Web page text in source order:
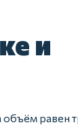
и
объём равен